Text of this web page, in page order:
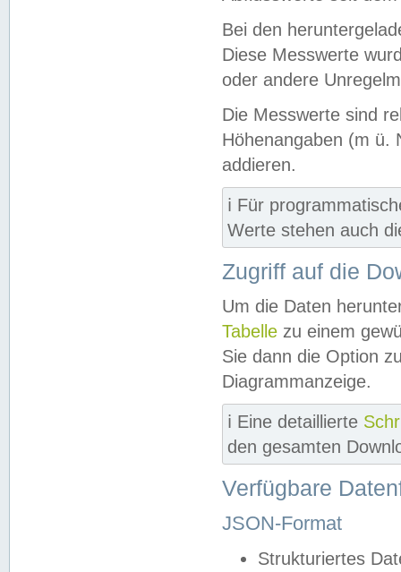
Bei den
Diese Messwerte
oder andere
Die Messwerte sind
Höhenangaben (m ü.
addieren.
ℹ️ Für
Werte stehen auch
Zugriff auf die
Um die Daten
Tabelle zu einem
Sie dann die Option
Diagrammanzeige.
ℹ️ Eine detaillierte
den gesamten
Verfügbare
JSON-Format
Strukturiertes